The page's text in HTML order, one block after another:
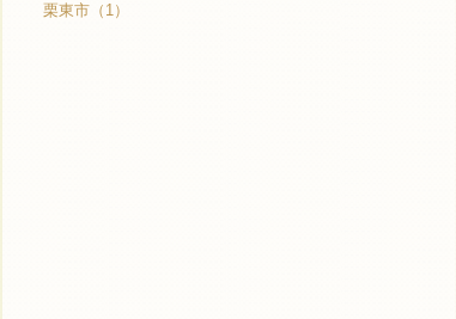
栗東市（1）